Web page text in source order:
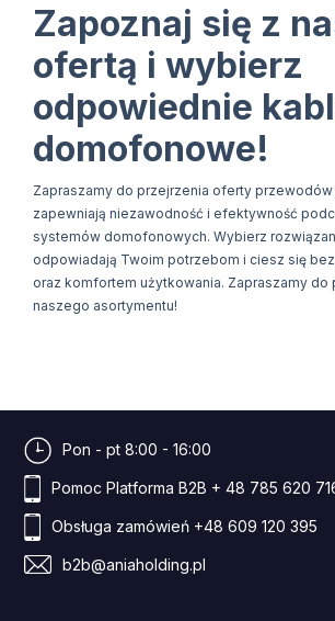
Zapoznaj się z
ofertą i wybierz
odpowiednie
domofonowe!
Zapraszamy do przejrzenia oferty
zapewniają niezawodność i efektywność
systemów domofonowych. Wybierz
odpowiadają Twoim potrzebom i ciesz się
oraz komfortem użytkowania. Zapraszamy do
naszego asortymentu!
Pon - pt 8:00 - 16:00
Pomoc Platforma B2B + 48 785 620
Obsługa zamówień +48 609 120 395
b2b@aniaholding.pl